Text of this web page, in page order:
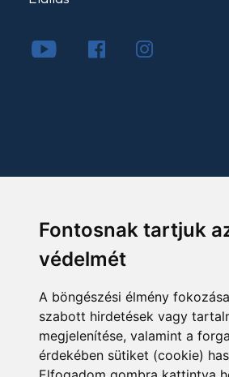
Fontosnak tartjuk
védelmét
A böngészési élmény
szabott hirdetések vagy
megjelenítése, valamint a
érdekében sütiket (cookie)